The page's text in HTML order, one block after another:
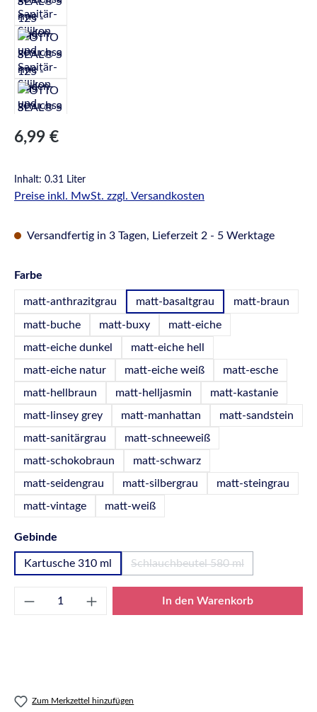
Regulärer Preis:
6,99 €
Inhalt: 0.31 Liter
Preise inkl. MwSt. zzgl. Versandkosten
Versandfertig in 3 Tagen, Lieferzeit 2 - 5 Werktage
Farbe
matt-anthrazitgrau matt-basaltgrau matt-braun
matt-buche matt-buxy
matt-eiche
matt-eiche dunkel
matt-eiche hell
matt-eiche natur
matt-eiche weiß
matt-esche
matt-hellbraun
matt-helljasmin
matt-kastanie
matt-linsey grey
matt-manhattan
matt-sandstein
matt-sanitärgrau
matt-schneeweiß
matt-schokobraun
matt-schwarz
matt-seidengrau
matt-silbergrau
matt-steingrau
matt-vintage
matt-weiß
Gebinde
Kartusche 310 ml Schlauchbeutel 580 ml
Produkt Anzahl: Gib den gewünschten
In den Warenkorb
Zum Merkzettel hinzufügen